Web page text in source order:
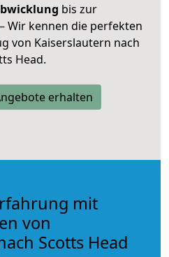
bis zur
– Wir kennen die perfekten
von Kaiserslautern nach
Head.
erhalten
mit
von
Scotts Head